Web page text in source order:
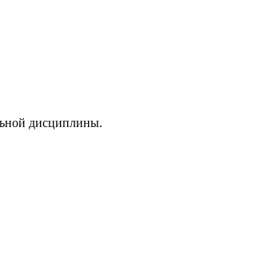
дисциплины.